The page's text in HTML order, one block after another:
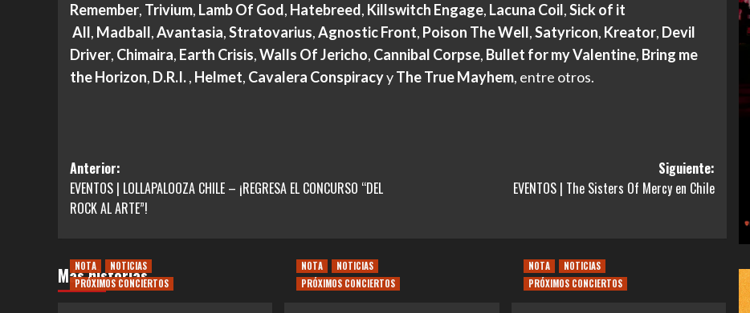
Remember, Trivium, Lamb Of God, Hatebreed, Killswitch Engage, Lacuna Coil,Sick of it
All, Madball,Avantasia,Stratovarius,Agnostic Front, Poison The Well,Satyricon, Kreator, Devil
Driver, Chimaira, Earth Crisis,Walls Of Jericho, Cannibal Corpse, Bullet for my Valentine, Bring me
the Horizon, D.R.I., Helmet, Cavalera ConspiracyyThe True Mayhem, entre otros.
Navegación
de
entradas
Anterior:
EVENTOS | LOLLAPALOOZA CHILE – ¡REGRESA EL CONCURSO “DEL
ROCK AL ARTE”!
Siguiente:
EVENTOS | The Sisters Of Mercy en Chile
Más historias
NOTA
NOTICIAS
PRÓXIMOS CONCIERTOS
NOTA
NOTICIAS
PRÓXIMOS CONCIERTOS
NOTA
NOTICIAS
PRÓXIMOS CONCIERTOS